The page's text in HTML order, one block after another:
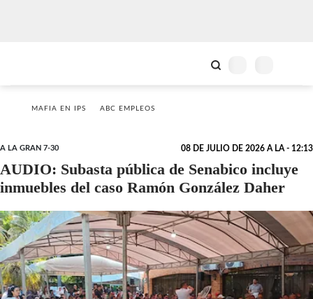
MAFIA EN IPS ABC EMPLEOS
A LA GRAN 7-30 08 DE JULIO DE 2026 A LA - 12:13
AUDIO: Subasta pública de Senabico incluye
inmuebles del caso Ramón González Daher